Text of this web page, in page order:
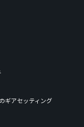
ギアセッティング